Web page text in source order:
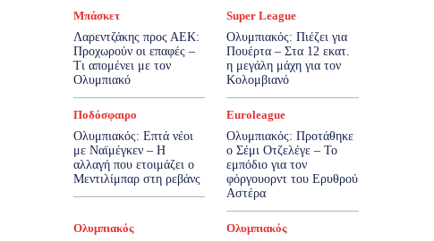
Μπάσκετ
Λαρεντζάκης προς ΑΕΚ:
Προχωρούν οι επαφές –
Τι απομένει με τον
Ολυμπιακό
Super League
Ολυμπιακός: Πιέζει για
Πουέρτα – Στα 12 εκατ.
η μεγάλη μάχη για τον
Κολομβιανό
Ποδόσφαιρο
Ολυμπιακός: Επτά νέοι
με Ναϊμέγκεν – Η
αλλαγή που ετοιμάζει ο
Μεντιλίμπαρ στη ρεβάνς
Euroleague
Ολυμπιακός: Προτάθηκε
ο Σέμι Οτζελέγε – Το
εμπόδιο για τον
φόργουορντ του Ερυθρού
Αστέρα
Ολυμπιακός
Ολυμπιακός